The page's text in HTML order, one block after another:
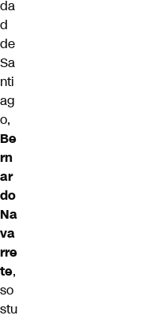
da
d
de
Sa
nti
ag
o,
Be
rn
ar
do
Na
va
rre
te,
so
stu